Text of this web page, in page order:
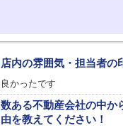
店内の雰囲気・担当者の
良かったです
数ある不動産会社の中か
由を教えてください！